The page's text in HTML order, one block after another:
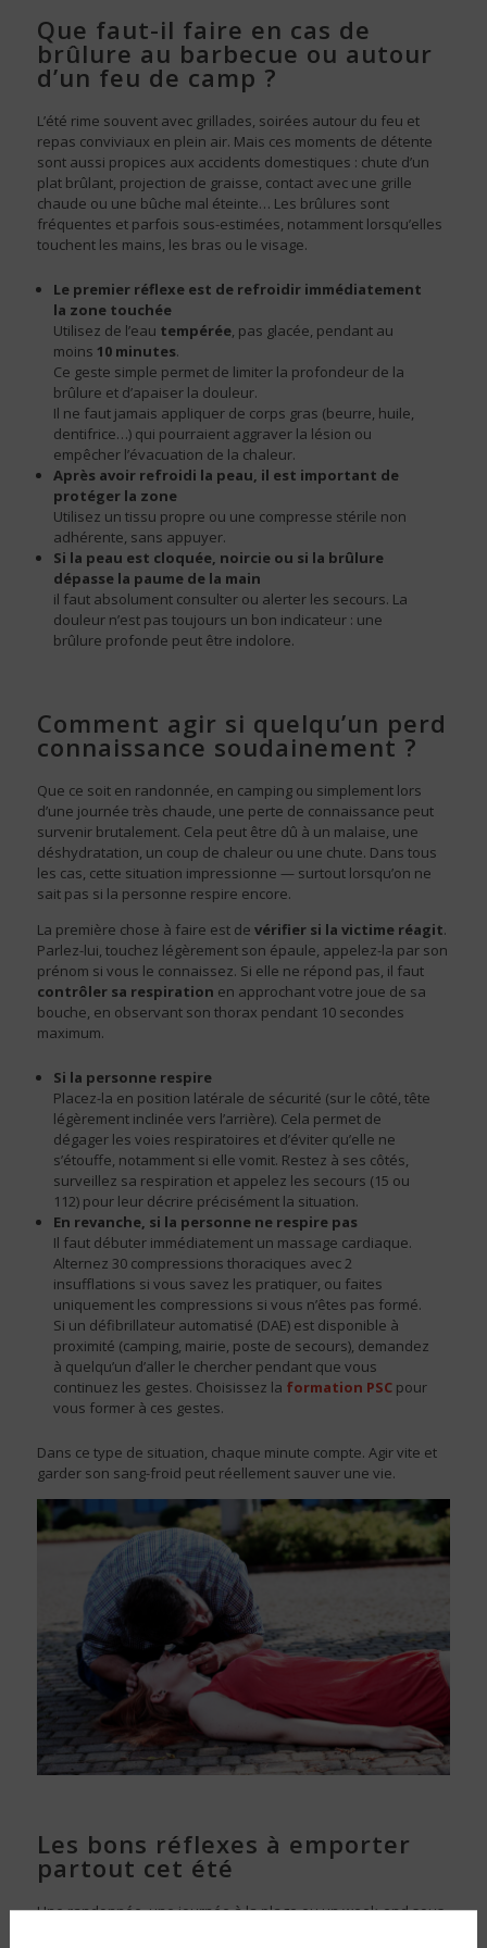
Que faut-il faire en cas de
brûlure au barbecue ou autour
d’un feu de camp ?
L’été rime souvent avec grillades, soirées autour du feu et
repas conviviaux en plein air. Mais ces moments de détente
sont aussi propices aux accidents domestiques : chute d’un
plat brûlant, projection de graisse, contact avec une grille
chaude ou une bûche mal éteinte… Les brûlures sont
fréquentes et parfois sous-estimées, notamment lorsqu’elles
touchent les mains, les bras ou le visage.
Le premier réflexe est de refroidir immédiatement
la zone touchée
Utilisez de l’eau tempérée, pas glacée, pendant au
moins 10 minutes.
Ce geste simple permet de limiter la profondeur de la
brûlure et d’apaiser la douleur.
Il ne faut jamais appliquer de corps gras (beurre, huile,
dentifrice…) qui pourraient aggraver la lésion ou
empêcher l’évacuation de la chaleur.
Après avoir refroidi la peau, il est important de
protéger la zone
Utilisez un tissu propre ou une compresse stérile non
adhérente, sans appuyer.
Si la peau est cloquée, noircie ou si la brûlure
dépasse la paume de la main
il faut absolument consulter ou alerter les secours. La
douleur n’est pas toujours un bon indicateur : une
brûlure profonde peut être indolore.
Comment agir si quelqu’un perd
connaissance soudainement ?
Que ce soit en randonnée, en camping ou simplement lors
d’une journée très chaude, une perte de connaissance peut
survenir brutalement. Cela peut être dû à un malaise, une
déshydratation, un coup de chaleur ou une chute. Dans tous
les cas, cette situation impressionne — surtout lorsqu’on ne
sait pas si la personne respire encore.
La première chose à faire est de vérifier si la victime réagit.
Parlez-lui, touchez légèrement son épaule, appelez-la par son
prénom si vous le connaissez. Si elle ne répond pas, il faut
contrôler sa respiration en approchant votre joue de sa
bouche, en observant son thorax pendant 10 secondes
maximum.
Si la personne respire
Placez-la en position latérale de sécurité (sur le côté, tête
légèrement inclinée vers l’arrière). Cela permet de
dégager les voies respiratoires et d’éviter qu’elle ne
s’étouffe, notamment si elle vomit. Restez à ses côtés,
surveillez sa respiration et appelez les secours (15 ou
112) pour leur décrire précisément la situation.
En revanche, si la personne ne respire pas
Il faut débuter immédiatement un massage cardiaque.
Alternez 30 compressions thoraciques avec 2
insufflations si vous savez les pratiquer, ou faites
uniquement les compressions si vous n’êtes pas formé.
Si un défibrillateur automatisé (DAE) est disponible à
proximité (camping, mairie, poste de secours), demandez
à quelqu’un d’aller le chercher pendant que vous
continuez les gestes. Choisissez la formation PSC pour
vous former à ces gestes.
Dans ce type de situation, chaque minute compte. Agir vite et
garder son sang-froid peut réellement sauver une vie.
Les bons réflexes à emporter
partout cet été
Une randonnée, une journée à la plage ou un week-end sous